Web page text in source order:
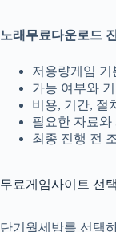
노래무료다운로드
저용량게임
가능 여부와
비용, 기간, 절
필요한 자료와
최종 진행 전
무료게임사이트 선
단기월세방를 선택